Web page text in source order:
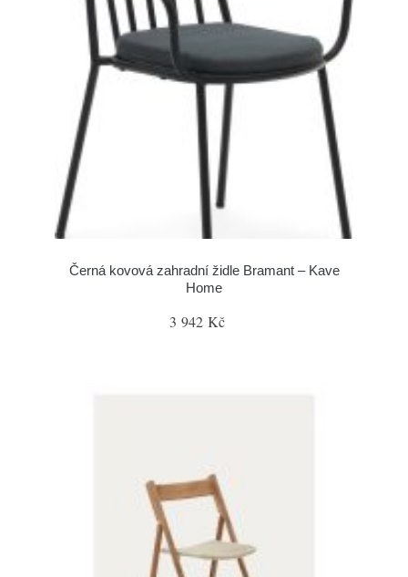
Černá kovová zahradní židle Bramant – Kave
Home
3 942 Kč